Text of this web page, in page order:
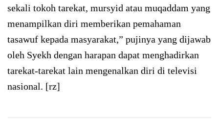
sekali tokoh tarekat, mursyid atau muqaddam yang
menampilkan diri memberikan pemahaman
tasawuf kepada masyarakat,” pujinya yang dijawab
oleh Syekh dengan harapan dapat menghadirkan
tarekat-tarekat lain mengenalkan diri di televisi
nasional. [rz]